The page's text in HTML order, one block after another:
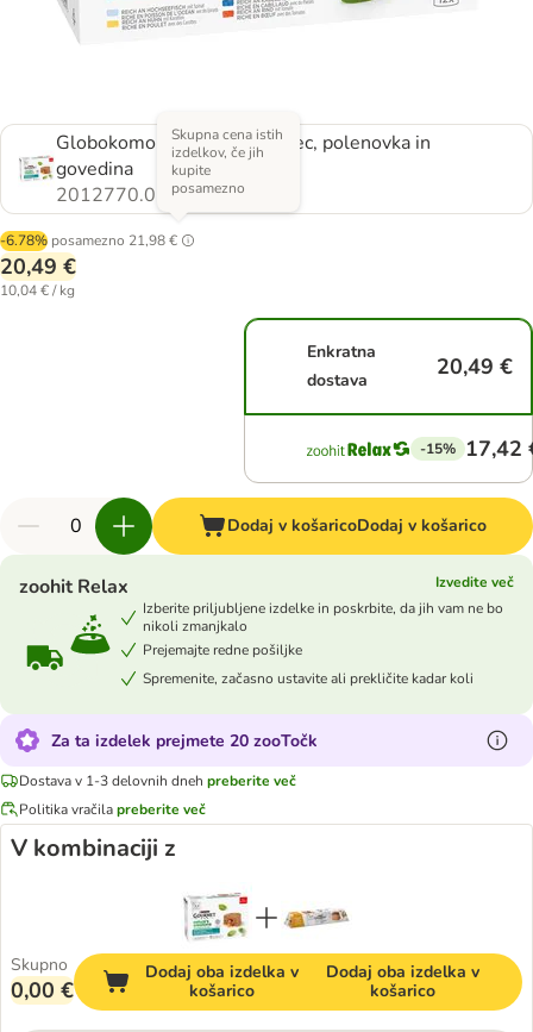
Globokomorske ribe, piščanec, polenovka in
govedina
2012770.0
-6.78% posamezno 21,98 €
Skupna cena istih
izdelkov, če jih
kupite
posamezno
20,49 €
10,04 € / kg
Enkratna
dostava
20,49 €
-15% 17,42
Dodaj v košaricoDodaj v košarico
zoohit Relax
Izvedite več
Izberite priljubljene izdelke in poskrbite, da jih vam ne bo
nikoli zmanjkalo
Prejemajte redne pošiljke
Spremenite, začasno ustavite ali prekličite kadar koli
Za ta izdelek prejmete 20 zooTočk
Dostava v 1-3 delovnih dneh preberite več
Politika vračilapreberite več
V kombinaciji z
Skupno
0,00 €
Dodaj oba izdelka v
košarico
Dodaj oba izdelka v
košarico